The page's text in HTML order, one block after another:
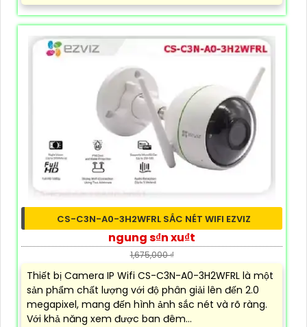
CS-C3N-A0-3H2WFRL SẮC NÉT WIFI EZVIZ
ngung s₫n xu₫t
1,675,000 ₫
Thiết bị Camera IP Wifi CS-C3N-A0-3H2WFRL là một
sản phẩm chất lượng với độ phân giải lên đến 2.0
megapixel, mang đến hình ảnh sắc nét và rõ ràng.
Với khả năng xem được ban đêm...